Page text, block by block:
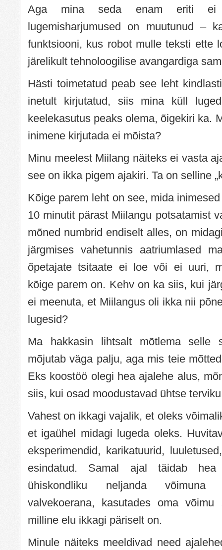
Aga mina seda enam eriti
lugemisharjumused on muutunud –
funktsiooni, kus robot mulle teksti ette
järelikult tehnoloogilise avangardiga
Hästi toimetatud peab see leht
inetult kirjutatud, siis mina küll
keelekasutus peaks olema, õigekiri ka.
inimene kirjutada ei mõista?
Minu meelest Miilang näiteks ei vasta
see on ikka pigem ajakiri. Ta on selline
Kõige parem leht on see, mida
10 minutit pärast Miilangu potsatamist
mõned numbrid endiselt alles, on
järgmises vahetunnis aatriumlased
õpetajate tsitaate ei loe või ei uuri,
kõige parem on. Kehv on ka siis, kui
ei meenuta, et Miilangus oli ikka nii
lugesid?
Ma hakkasin lihtsalt mõtlema selle
mõjutab väga palju, aga mis teie
Eks koostöö olegi hea ajalehe alus,
siis, kui osad moodustavad ühtse
Vahest on ikkagi vajalik, et oleks
et igaühel midagi lugeda oleks.
eksperimendid, karikatuurid,
esindatud. Samal ajal täidab
ühiskondliku neljanda võimuna
valvekoerana, kasutades oma
milline elu ikkagi päriselt on.
Minule näiteks meeldivad need